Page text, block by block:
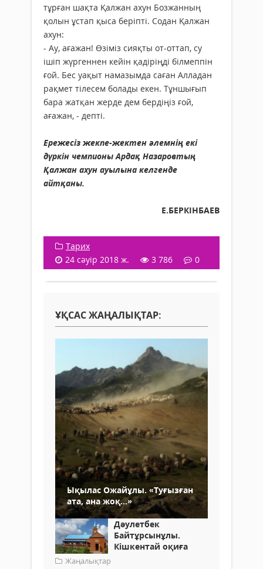
тұрған шақта Қалжан ахун Бозжанның
қолын ұстап қыса беріпті. Содан Қалжан
ахун:
- Ау, ағажан! Өзіміз сияқты от-оттап, су
ішіп жүргеннен кейін қадіріңді білмеппін
ғой. Бес уақыт намазымда саған Алладан
рақмет тілесем болады екен. Тұншығып
бара жатқан жерде дем бердіңіз ғой,
ағажан, - депті.
Ережесіз жекпе-жектен әлемнің екі
дүркін чемпионы Ардақ Назаровтың
Қалжан ахун ауылына келгенде
айтқаны.
Е.БЕРКІНБАЕВ
Тарих
24 сәуір 2018 ж.
3 786 0
ҰҚСАС ЖАҢАЛЫҚТАР:
Ықылас Ожайұлы. «Туғызған
ата, ана жоқ...»
Дәулетбек
Байтұрсынұлы.
Кішкентай оқиға
Жаңалықтар